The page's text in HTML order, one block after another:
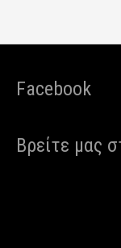
Facebook
Βρείτε μας